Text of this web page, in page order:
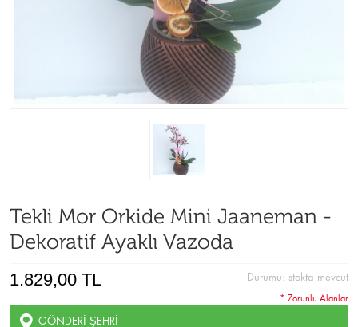
Tekli Mor Orkide Mini Jaaneman -
Dekoratif Ayaklı Vazoda
Durumu: stokta mevcut
1.829,00 TL
GÖNDERI ŞEHRI
* Zorunlu Alanlar